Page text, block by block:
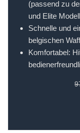
(passend zu
und Elite
Schnelle und
belgischen
Komfortabel: